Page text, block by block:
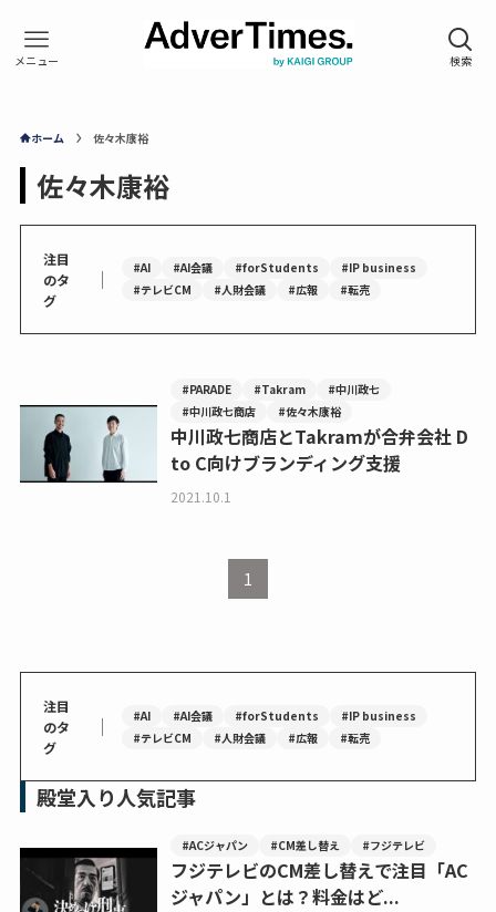
ホーム 佐々木康裕
佐々木康裕
注目
のタ
グ
｜ #AI #AI会議 #forStudents
#IP business
#テレビCM
#人財会議 #広報 #転売
#PARADE #Takram
#中川政七
#中川政七商店
#佐々木康裕
中川政七商店とTakramが合弁会社 D
to C向けブランディング支援
2021.10.1
1
注目
のタ
グ
｜ #AI #AI会議 #forStudents
#IP business
#テレビCM
#人財会議 #広報 #転売
殿堂入り人気記事
#ACジャパン #CM差し替え #フジテレビ
フジテレビのCM差し替えで注目「AC
ジャパン」とは？料金はど...